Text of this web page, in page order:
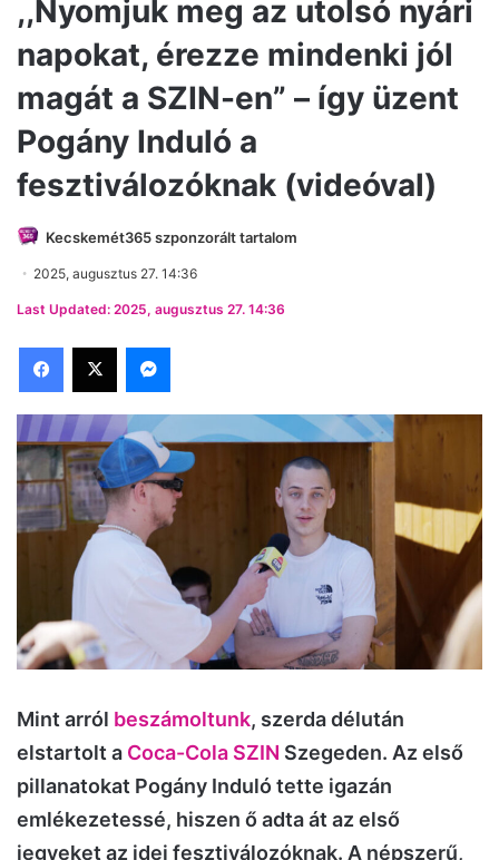
,,Nyomjuk meg az utolsó nyári
napokat, érezze mindenki jól
magát a SZIN-en” – így üzent
Pogány Induló a
fesztiválozóknak (videóval)
Kecskemét365 szponzorált tartalom
2025, augusztus 27. 14:36
Last Updated: 2025, augusztus 27. 14:36
Facebook
X Messenger
Mint arról beszámoltunk, szerda délután
elstartolt a Coca-Cola SZIN Szegeden. Az első
pillanatokat Pogány Induló tette igazán
emlékezetessé, hiszen ő adta át az első
jegyeket az idei fesztiválozóknak. A népszerű,